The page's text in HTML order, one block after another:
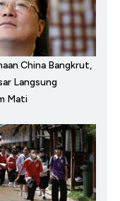
China Bangkrut,
Langsung
Mati